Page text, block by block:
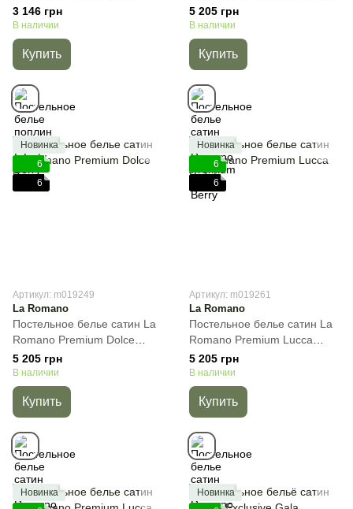
Баклажан, 50х70см (4шт),
Евро, 200х220 см, 240х260
см
3 146 грн
В наличии
Купить
Лиловый, 50х70см (2шт)
70х70см (2шт), Евро,
200х220 см, 240х260 см
5 205 грн
В наличии
Купить
Новинка
6
6
Артикул: m019249
La Romano
Постельное белье сатин La
Romano Premium Dolce
Berry, Лиловый, 50х70см
(2шт) 70х70см (2шт), Евро,
200х220 см, 240х260 см
5 205 грн
В наличии
Купить
Новинка
6
6
Артикул: m019261
La Romano
Постельное белье сатин La
Romano Premium Lucca
Violet, Лиловый, 50х70см
(2шт) 70х70см (2шт), Евро,
200х220 см, 240х260 см
5 205 грн
В наличии
Купить
Новинка
Новинка